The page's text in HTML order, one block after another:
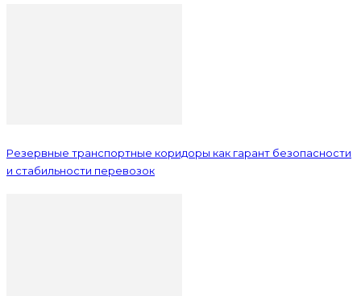
Резервные транспортные коридоры как гарант безопасности
и стабильности перевозок